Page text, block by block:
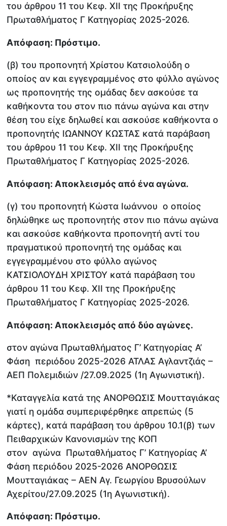
του άρθρου 11 του Κεφ. ΧΙΙ της Προκήρυξης
Πρωταθλήματος Γ Κατηγορίας 2025-2026.
Απόφαση: Πρόστιμο.
(β) του προπονητή Χρίστου Κατσιολούδη ο
οποίος αν και εγγεγραμμένος στο φύλλο αγώνος
ως προπονητής της ομάδας δεν ασκούσε τα
καθήκοντα του στον πιο πάνω αγώνα και στην
θέση του είχε δηλωθεί και ασκούσε καθήκοντα ο
προπονητής ΙΩΑΝΝΟΥ ΚΩΣΤΑΣ κατά παράβαση
του άρθρου 11 του Κεφ. ΧΙΙ της Προκήρυξης
Πρωταθλήματος Γ Κατηγορίας 2025-2026.
Απόφαση: Αποκλεισμός από ένα αγώνα.
(γ) του προπονητή Κώστα Ιωάννου ο οποίος
δηλώθηκε ως προπονητής στον πιο πάνω αγώνα
και ασκούσε καθήκοντα προπονητή αντί του
πραγματικού προπονητή της ομάδας και
εγγεγραμμένου στο φύλλο αγώνος
ΚΑΤΣΙΟΛΟΥΔΗ ΧΡΙΣΤΟΥ κατά παράβαση του
άρθρου 11 του Κεφ. ΧΙΙ της Προκήρυξης
Πρωταθλήματος Γ Κατηγορίας 2025-2026.
Απόφαση: Αποκλεισμός από δύο αγώνες.
στον αγώνα Πρωταθλήματος Γ’ Κατηγορίας Α’
Φάση περιόδου 2025-2026 ΑΤΛΑΣ Αγλαντζιάς –
ΑΕΠ Πολεμιδιών /27.09.2025 (1η Αγωνιστική).
*Καταγγελία κατά της ΑΝΟΡΘΩΣΙΣ Μουτταγιάκας
γιατί η ομάδα συμπεριφέρθηκε απρεπώς (5
κάρτες), κατά παράβαση του άρθρου 10.1(β) των
Πειθαρχικών Κανονισμών της ΚΟΠ
στον αγώνα Πρωταθλήματος Γ’ Κατηγορίας Α’
Φάση περιόδου 2025-2026 ΑΝΟΡΘΩΣΙΣ
Μουτταγιάκας – ΑΕΝ Αγ. Γεωργίου Βρυσούλων
Αχερίτου/27.09.2025 (1η Αγωνιστική).
Απόφαση: Πρόστιμο.